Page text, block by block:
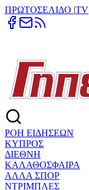
ΠΡΩΤΟΣΕΛΙΔΟ |TV
ΡΟΗ ΕΙΔΗΣΕΩΝ
ΚΥΠΡΟΣ
ΔΙΕΘΝΗ
ΚΑΛΑΘΟΣΦΑΙΡΑ
ΑΛΛΑ ΣΠΟΡ
ΝΤΡΙΜΠΛΕΣ